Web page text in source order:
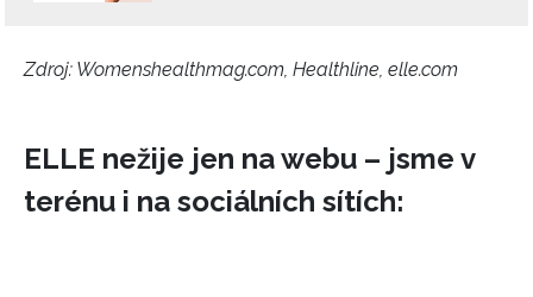
Zdroj: Womenshealthmag.com, Healthline, elle.com
ELLE nežije jen na webu – jsme v
terénu i na sociálních sítích: